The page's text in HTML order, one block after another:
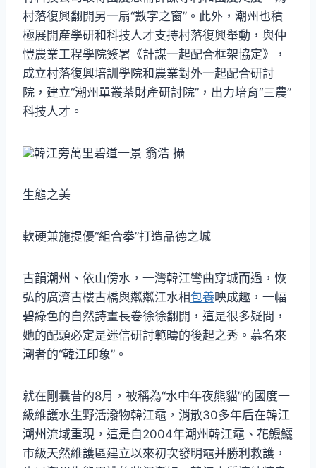
村落復興翻開另一扇“數字之窗”。此外，潮州也積
極展開產學研和科技人才支持村落復興舉動，與仲
愷農業工程學院簽署《計謀一起配合框架協定》，
成立村落復興培訓學院和農業對外一起配合研討
院，建立“潮州單叢茶財產研討院”，出力培育“三農”
科技人才。
韓江旁萬里碧道一景 翁浩 攝
生態之美
軟硬兼施提優“組合拳”打造品德之城
古韻潮州、依山傍水，一灣韓江彎曲穿城而過，恢
弘的廣濟古樓古橋與粼粼江水相包養映成趣，一幅
碧綠色的自然詩畫長卷徐徐翻開，這是很多疑問，
她的配頭必定是迷信研討範疇的後起之秀。慕名來
潮者的“韓江印象”。
就在剛曩昔的8月，被稱為“水中年夜熊貓”的國度一
級維護水生野活潑物韓江黿，消散30多年后在韓江
潮州流域重現，這是自2004年潮州韓江黿、花鰻鱺
市級天然維護區建立以來初次發明黿并勝利救護，